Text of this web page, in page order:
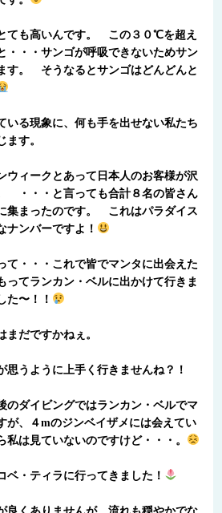
ても高いんです。 この３０℃を超え
・・・サンゴが呼吸できないためサン
す。 そうなるとサンゴはどんどんと
いる現象に、何も手を出せない私たち
ます。
ウィークとあって日本人のお客様が沢
・・・と言っても合計８名の皆さん
集まったのです。 これはパラダイス
ナンバーですよ！
て・・・これで皆でマンタに出会えた
ってランカン・ベルに出かけて行きま
た〜！！
まだですかねぇ。
思うように上手く行きませんね？！
のダイビングではランカン・ベルでマ
が、４mのジンベイザメには会えてい
は見ていないのですけど・・・。
ベ・ティラに行ってきました！